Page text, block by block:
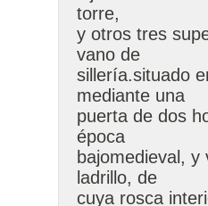
torre,
y otros tres
vano de
sillería.situado
mediante una
puerta de dos
época
bajomedieval,
ladrillo, de
cuya rosca